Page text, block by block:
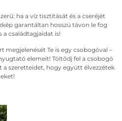
ha a víz tisztítását és a cseréjét
garantáltan hosszú távon le fog
a családtagjaidat is!
megjelenését Te is egy csobogóval –
elemeit! Töltődj fel a csobogó
szeretteidet, hogy együtt élvezzétek